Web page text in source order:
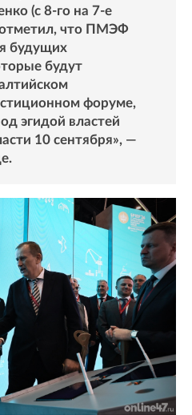
(с 8-го на 7-е
что ПМЭФ
будущих
будут
форуме,
эгидой властей
10 сентября», —